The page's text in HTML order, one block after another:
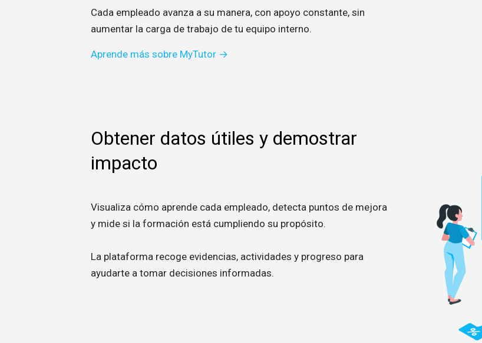
Cada empleado avanza a su manera, con apoyo constante, sin
aumentar la carga de trabajo de tu equipo interno.
Aprende más sobre MyTutor →
Obtener datos útiles y demostrar
impacto
Visualiza cómo aprende cada empleado, detecta puntos de mejora
y mide si la formación está cumpliendo su propósito.
La plataforma recoge evidencias, actividades y progreso para
ayudarte a tomar decisiones informadas.